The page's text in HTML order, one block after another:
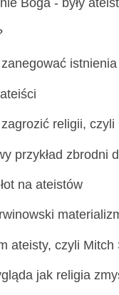
religii,
przykład zbrodni
na ateistów
ateisty, czyli Mitch
jak religia